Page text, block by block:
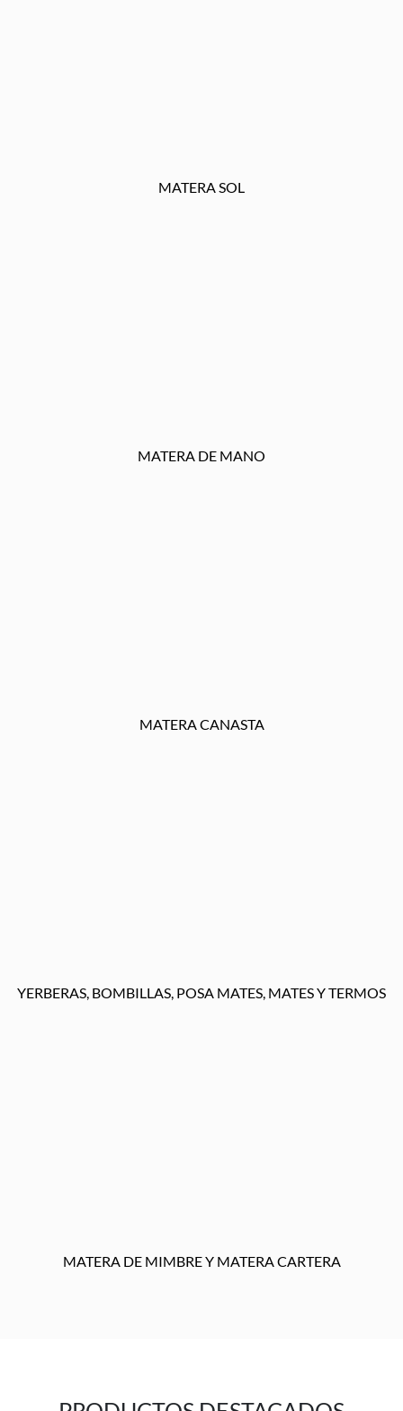
MATERA SOL
MATERA DE MANO
MATERA CANASTA
YERBERAS, BOMBILLAS, POSA MATES, MATES Y TERMOS
MATERA DE MIMBRE Y MATERA CARTERA